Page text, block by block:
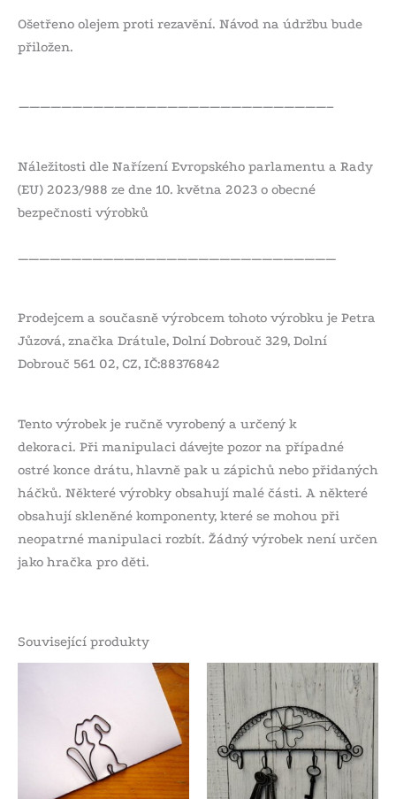
Ošetřeno olejem proti rezavění. Návod na údržbu bude
přiložen.
—————————————————————————————–
Náležitosti dle Nařízení Evropského parlamentu a Rady
(EU) 2023/988 ze dne 10. května 2023 o obecné
bezpečnosti výrobků
——————————————————————————————
Prodejcem a současně výrobcem tohoto výrobku je Petra
Jůzová, značka Drátule, Dolní Dobrouč 329, Dolní
Dobrouč 561 02, CZ, IČ:88376842
Tento výrobek je ručně vyrobený a určený k
dekoraci. Při manipulaci dávejte pozor na případné
ostré konce drátu, hlavně pak u zápichů nebo přidaných
háčků. Některé výrobky obsahují malé části. A některé
obsahují skleněné komponenty, které se mohou při
neopatrné manipulaci rozbít. Žádný výrobek není určen
jako hračka pro děti.
Související produkty